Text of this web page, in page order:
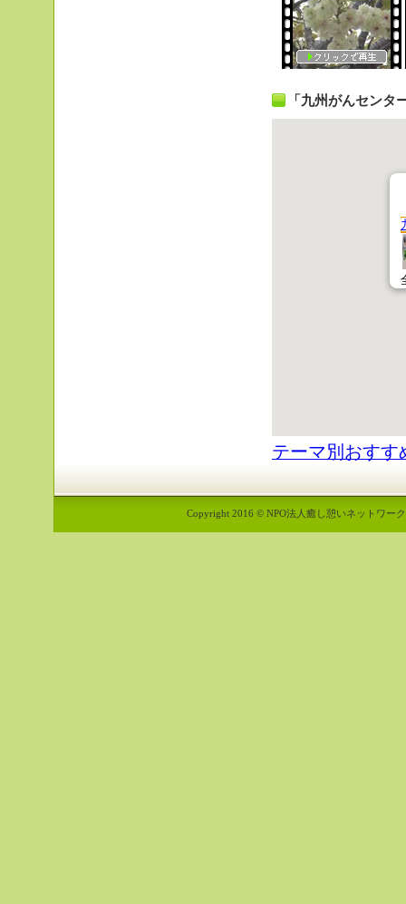
「九州がんセン
テーマ別おすす
Copyright 2016 © NPO法人癒し憩いネットワー